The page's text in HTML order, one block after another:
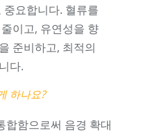
요합니다. 혈류를
이고, 유연성을 향
준비하고, 최적의
다.
하나요?
합함으로써 음경 확대